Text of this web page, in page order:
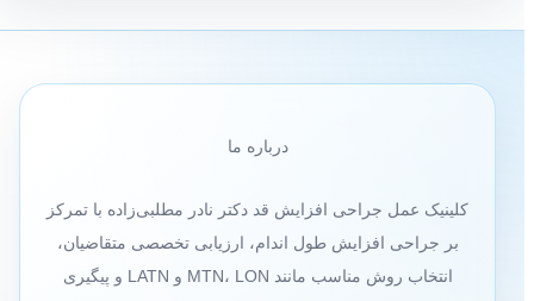
درباره ما
کلینیک عمل جراحی افزایش قد دکتر نادر مطلبی‌زاده با تمرکز
بر جراحی افزایش طول اندام، ارزیابی تخصصی متقاضیان،
انتخاب روش مناسب مانند MTN، LON و LATN و پیگیری